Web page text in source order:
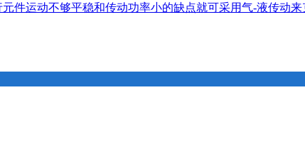
件运动不够平稳和传动功率小的缺点就可采用气-液传动